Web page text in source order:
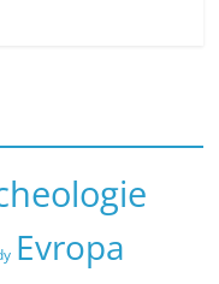
Evropa